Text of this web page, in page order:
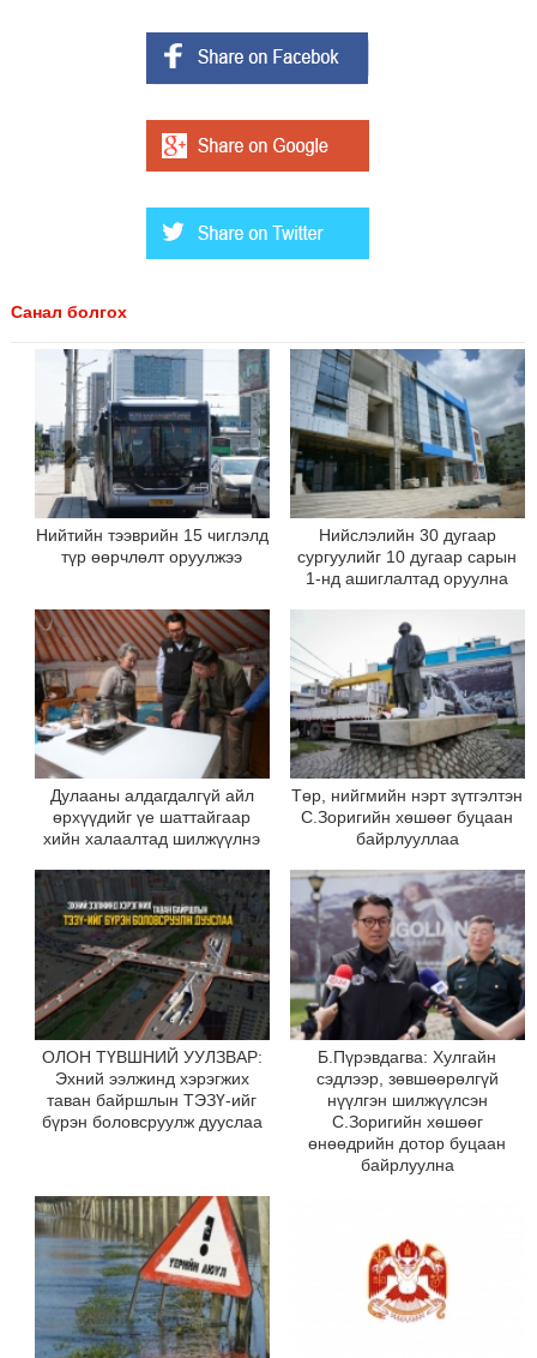
Санал болгох
Нийтийн тээврийн 15 чиглэлд
түр өөрчлөлт оруулжээ
Нийслэлийн 30 дугаар
сургуулийг 10 дугаар сарын
1-нд ашиглалтад оруулна
Дулааны алдагдалгүй айл
өрхүүдийг үе шаттайгаар
хийн халаалтад шилжүүлнэ
Төр, нийгмийн нэрт зүтгэлтэн
С.Зоригийн хөшөөг буцаан
байрлууллаа
ОЛОН ТҮВШНИЙ УУЛЗВАР:
Эхний ээлжинд хэрэгжих
таван байршлын ТЭЗҮ-ийг
бүрэн боловсруулж дууслаа
Б.Пүрэвдагва: Хулгайн
сэдлээр, зөвшөөрөлгүй
нүүлгэн шилжүүлсэн
С.Зоригийн хөшөөг
өнөөдрийн дотор буцаан
байрлуулна